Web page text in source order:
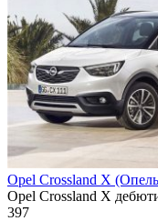
Opel Crossland X
Opel Crossland X
397